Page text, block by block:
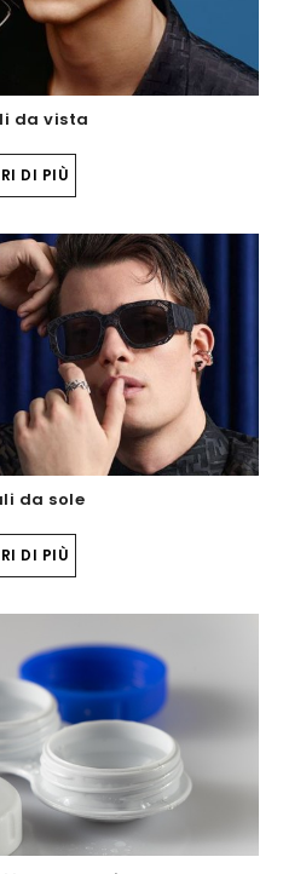
da vista
DI PIÙ
da sole
DI PIÙ